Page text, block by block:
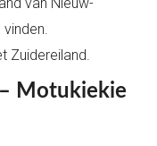
van Nieuw-
Zuidereiland.
Motukiekie